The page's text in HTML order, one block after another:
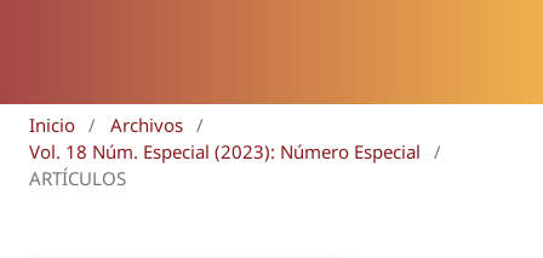
Inicio / Archivos /
Vol. 18 Núm. Especial (2023): Número Especial
/
ARTÍCULOS